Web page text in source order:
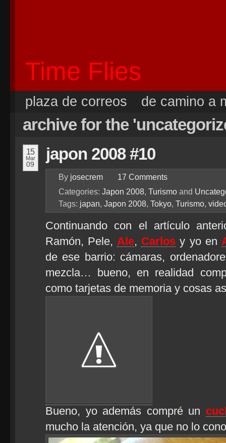
Time Flies
plaza de correos de camino a
archive for the
15
Mar
09
japon 2008 #10
By josecrem 17 Comments
Categories: Japon 2008, Turismo and
Tags: japan, Japon 2008, Tokyo, Turismo,
Continuando con el artículo
Ramón, Pele,Ale, Carlos y yo en
de ese barrio: cámaras,
mezcla… bueno, en realidad
como tarjetas de memoria y cosas
Bueno, yo además compré un
mucho la atención, ya que no lo